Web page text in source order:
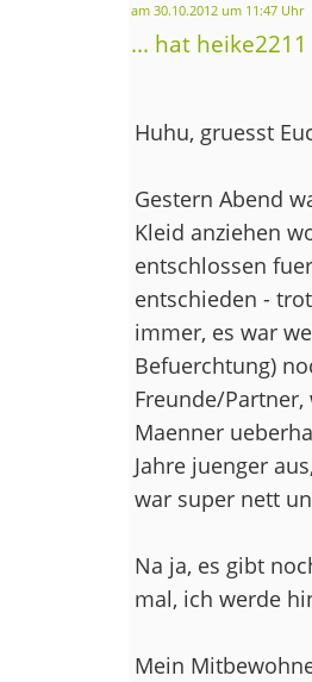
am 30.10.2012 um 11:47 Uhr
... hat
Huhu, gruesst
Gestern Abend
Kleid anziehen
entschlossen
entschieden -
immer, es war
Befuerchtung)
Freunde/
Maenner
Jahre juenger
war super nett
Na ja, es gibt
mal, ich werde
Mein